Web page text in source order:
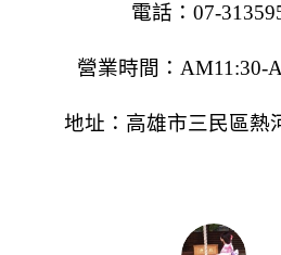
電話：07-
營業時間：AM11:30-
地址：高雄市三民區熱